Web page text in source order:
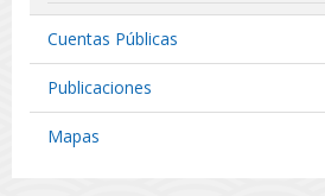
Resultados de Pescas de Investigación
Cuentas Públicas
Publicaciones
Mapas